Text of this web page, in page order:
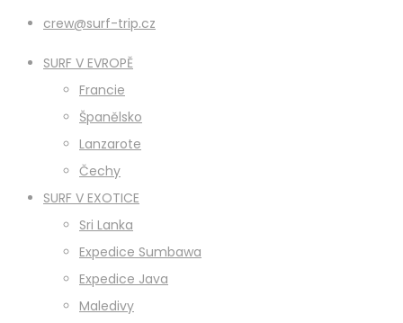
crew@surf-trip.cz
SURF V EVROPĚ
Francie
Španělsko
Lanzarote
Čechy
SURF V EXOTICE
Sri Lanka
Expedice Sumbawa
Expedice Java
Maledivy